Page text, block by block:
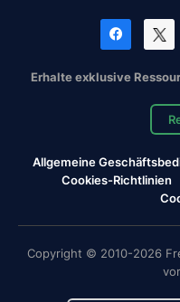
Erhalte exklusive
Allgemeine
Cookies-Richtlinien
Copyright © 2010-2026